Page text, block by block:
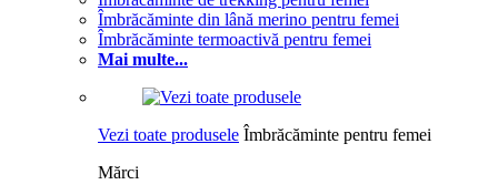
Îmbrăcăminte din lână merino pentru femei
Îmbrăcăminte termoactivă pentru femei
Mai multe...
Vezi toate produsele Îmbrăcăminte pentru femei
Mărci